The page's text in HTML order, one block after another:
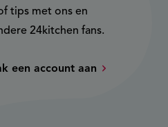
tips met ons en
24kitchen fans.
een account aan